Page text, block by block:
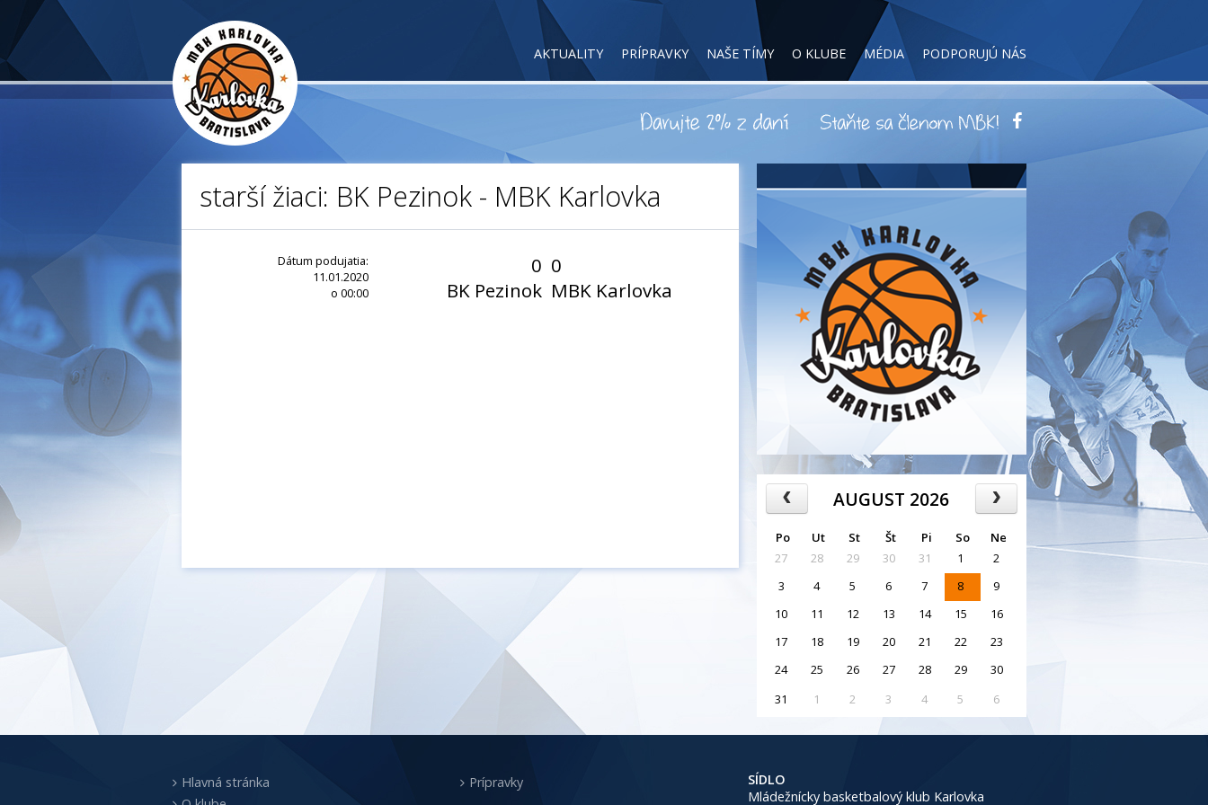
AKTUALITY PRÍPRAVKY NAŠE TÍMY O KLUBE MÉDIA PODPORUJÚ NÁS
starší žiaci: BK Pezinok - MBK Karlovka
Dátum podujatia:
11.01.2020
o 00:00
0
BK Pezinok
0
MBK Karlovka
AUGUST 2026
Po Ut St Št Pi So
Ne
27
28 29 30 31 1
2
3
4 5 6 7 8
9
10
11 12 13 14 15
16
17
18 19 20 21 22
23
24
25 26 27 28 29
30
31
1 2 3 4 5 6
Hlavná stránka
Prípravky
SÍDLO
Mládežnícky basketbalový klub Karlovka